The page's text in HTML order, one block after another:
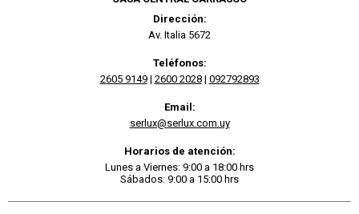
Dirección:
Av. Italia 5672
Teléfonos:
2605 9149| 2600 2028| 092792893
Email:
serlux@serlux.com.uy
Horarios de atención:
Lunes a Viernes: 9:00 a 18:00 hrs
Sábados: 9:00 a 15:00 hrs